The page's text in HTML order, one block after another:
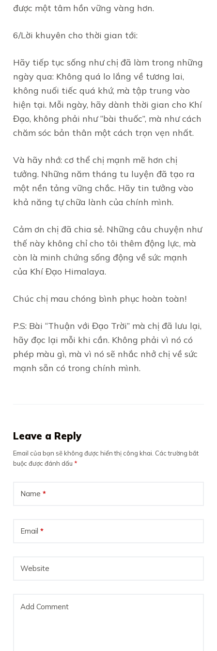
được một tâm hồn vững vàng hơn.
6/Lời khuyên cho thời gian tới:
Hãy tiếp tục sống như chị đã làm trong những
ngày qua: Không quá lo lắng về tương lai,
không nuối tiếc quá khứ, mà tập trung vào
hiện tại. Mỗi ngày, hãy dành thời gian cho Khí
Đạo, không phải như “bài thuốc”, mà như cách
chăm sóc bản thân một cách trọn vẹn nhất.
Và hãy nhớ: cơ thể chị mạnh mẽ hơn chị
tưởng. Những năm tháng tu luyện đã tạo ra
một nền tảng vững chắc. Hãy tin tưởng vào
khả năng tự chữa lành của chính mình.
Cảm ơn chị đã chia sẻ. Những câu chuyện như
thế này không chỉ cho tôi thêm động lực, mà
còn là minh chứng sống động về sức mạnh
của Khí Đạo Himalaya.
Chúc chị mau chóng bình phục hoàn toàn!
P.S: Bài “Thuận với Đạo Trời” mà chị đã lưu lại,
hãy đọc lại mỗi khi cần. Không phải vì nó có
phép màu gì, mà vì nó sẽ nhắc nhở chị về sức
mạnh sẵn có trong chính mình.
Leave a Reply
Email của bạn sẽ không được hiển thị công khai. Các trường bắt
buộc được đánh dấu *
Name *
Email *
Website
Add Comment